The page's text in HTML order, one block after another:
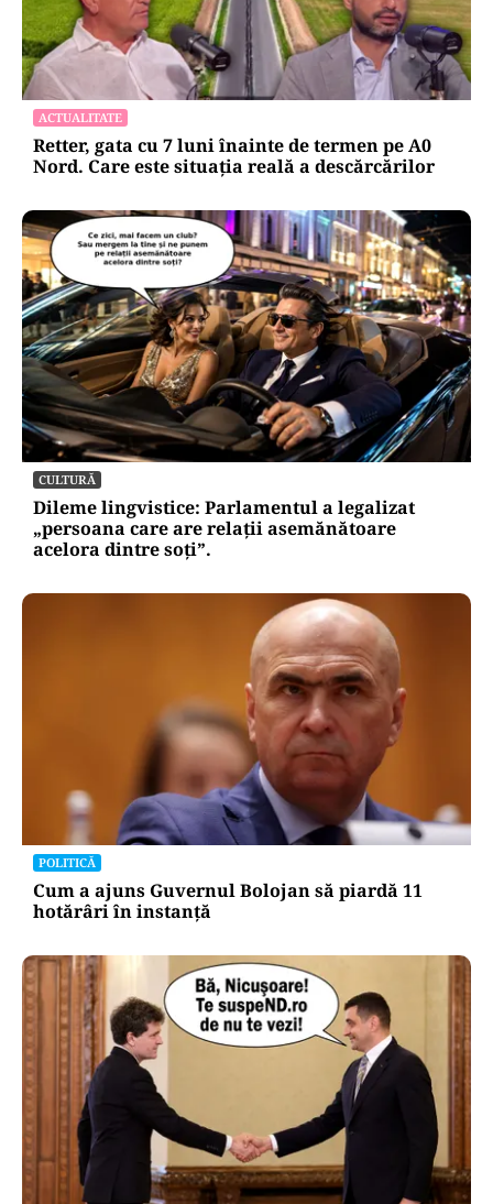
ACTUALITATE
Retter, gata cu 7 luni înainte de termen pe A0
Nord. Care este situația reală a descărcărilor
CULTURĂ
Dileme lingvistice: Parlamentul a legalizat
„persoana care are relații asemănătoare
acelora dintre soți”.
POLITICĂ
Cum a ajuns Guvernul Bolojan să piardă 11
hotărâri în instanță